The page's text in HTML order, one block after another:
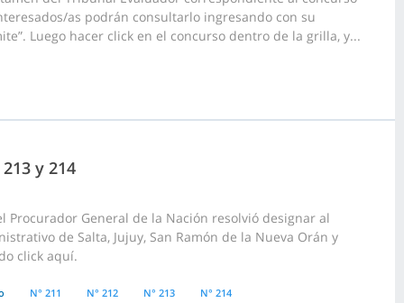
as podrán consultarlo ingresando con su
Luego hacer click en el concurso dentro de la grilla, y...
y 214
Procurador General de la Nación resolvió designar al
de Salta, Jujuy, San Ramón de la Nueva Orán y
click aquí.
N° 211 N° 212 N° 213 N° 214